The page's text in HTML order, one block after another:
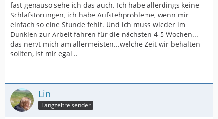
fast genauso sehe ich das auch. Ich habe allerdings keine
Schlafstörungen, ich habe Aufstehprobleme, wenn mir
einfach so eine Stunde fehlt. Und ich muss wieder im
Dunklen zur Arbeit fahren für die nächsten 4-5 Wochen...
das nervt mich am allermeisten...welche Zeit wir behalten
sollten, ist mir egal...
Lin
Langzeitreisender